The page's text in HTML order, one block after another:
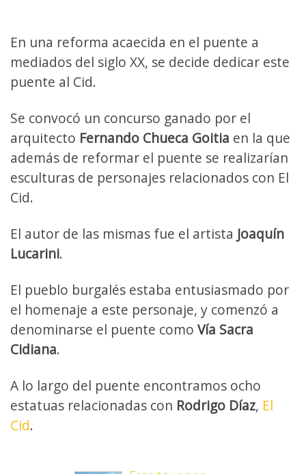
En una reforma acaecida en el puente a
mediados del siglo XX, se decide dedicar este
puente al Cid.
Se convocó un concurso ganado por el
arquitecto Fernando Chueca Goitia en la que
además de reformar el puente se realizarían
esculturas de personajes relacionados con El
Cid.
El autor de las mismas fue el artista Joaquín
Lucarini.
El pueblo burgalés estaba entusiasmado por
el homenaje a este personaje, y comenzó a
denominarse el puente como Vía Sacra
Cidiana.
A lo largo del puente encontramos ocho
estatuas relacionadas con Rodrigo Díaz, El
Cid.